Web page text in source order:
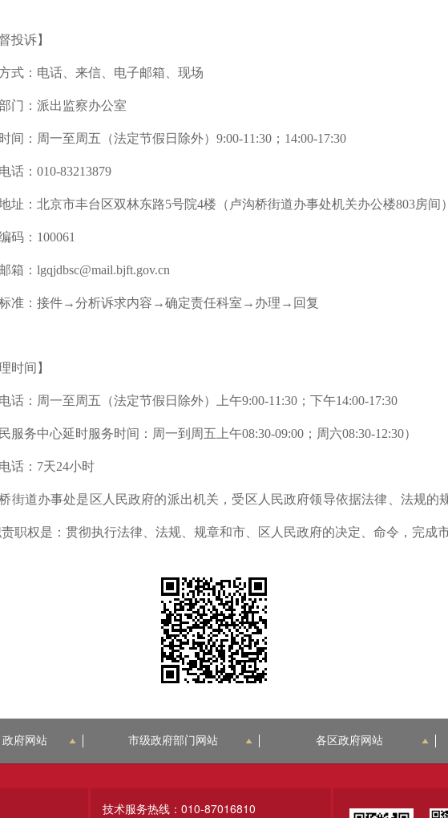
投诉】
式：电话、来信、电子邮箱、现场
门：派出监察办公室
间：周一至周五（法定节假日除外）9:00-11:30；14:00-17:30
话：010-83213879
址：北京市丰台区双林东路5号院4楼（卢沟桥街道办事处机关办公楼803房间）
码：100061
箱：lgqjdbsc@mail.bjft.gov.cn
准：接件→分析诉求内容→确定责任科室→办理→回复
时间】
话：周一至周五（法定节假日除外）上午9:00-11:30；下午14:00-17:30
民服务中心延时服务时间：周一到周五上午08:30-09:00；周六08:30-12:30）
话：7天24小时
街道办事处是区人民政府的派出机关，受区人民政府领导依据法律、法规的
职权是：贯彻执行法律、法规、规章和市、区人民政府的决定、命令，完成
府网站 市级政府部门网站 各区政府网站
技术服务热线：010-87016810